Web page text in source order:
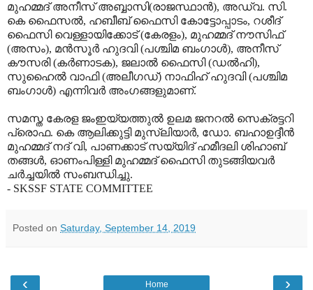
മുഹമ്മദ് അനീസ് അബ്ബാസി(രാജസ്ഥാൻ), അഡ്വ. സി.
കെ ഫൈസൽ, ഹബീബ് ഫൈസി കോട്ടോപ്പാടം, റശീദ്
ഫൈസി വെള്ളായിക്കോട് (കേരളം), മുഹമ്മദ് നൗസിഫ്
(അസം), മൻസൂർ ഹുദവി (പശ്ചിമ ബംഗാൾ), അനീസ്
കൗസരി (കർണാടക), ജലാൽ ഫൈസി (ഡൽഹി),
സുഹൈൽ വാഫി (അലീഗഡ്) നാഫിഹ് ഹുദവി (പശ്ചിമ
ബംഗാൾ) എന്നിവർ അംഗങ്ങളുമാണ്.
സമസ്ത കേരള ജംഇയ്യത്തുൽ ഉലമ ജനറൽ സെക്രട്ടറി
പ്രൊഫ. കെ ആലിക്കുട്ടി മുസ്ലിയാർ, ഡോ. ബഹാഉദ്ദീൻ
മുഹമ്മദ് നദ് വി, പാണക്കാട് സയ്യിദ് ഹമീദലി ശിഹാബ്
തങ്ങൾ, ഓണംപിള്ളി മുഹമ്മദ് ഫൈസി തുടങ്ങിയവർ
ചർച്ചയിൽ സംബന്ധിച്ചു.
- SKSSF STATE COMMITTEE
Posted on Saturday, September 14, 2019
‹ ›
Home